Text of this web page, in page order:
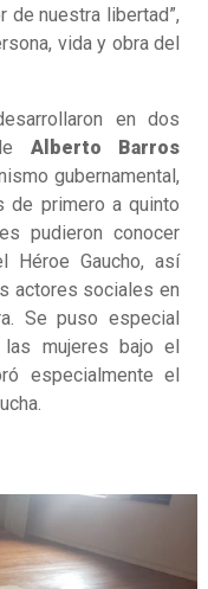
de nuestra libertad”,
vida y obra del
en dos
Alberto Barros
gubernamental,
de primero a quinto
pudieron conocer
Gaucho, así
actores sociales en
Se puso especial
mujeres bajo el
especialmente el